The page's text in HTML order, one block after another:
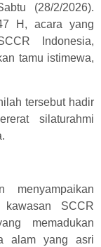
(28/2/2026).
H, acara yang
Indonesia,
tamu istimewa,
tersebut hadir
silaturahmi
menyampaikan
kawasan SCCR
memadukan
alam yang asri